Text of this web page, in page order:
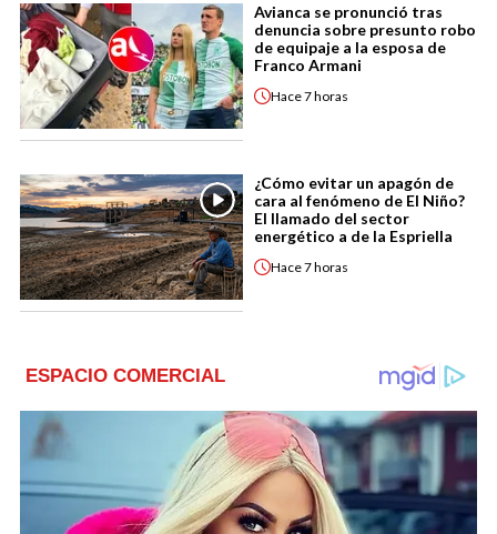
Avianca se pronunció tras
denuncia sobre presunto robo
de equipaje a la esposa de
Franco Armani
Hace7 horas
¿Cómo evitar un apagón de
cara al fenómeno de El Niño?
El llamado del sector
energético a de la Espriella
Hace7 horas